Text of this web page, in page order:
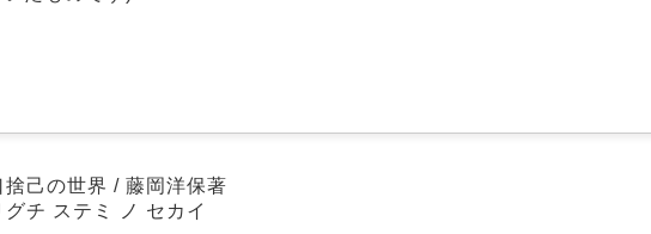
捨己の世界 / 藤岡洋保著
グチ ステミ ノ セカイ